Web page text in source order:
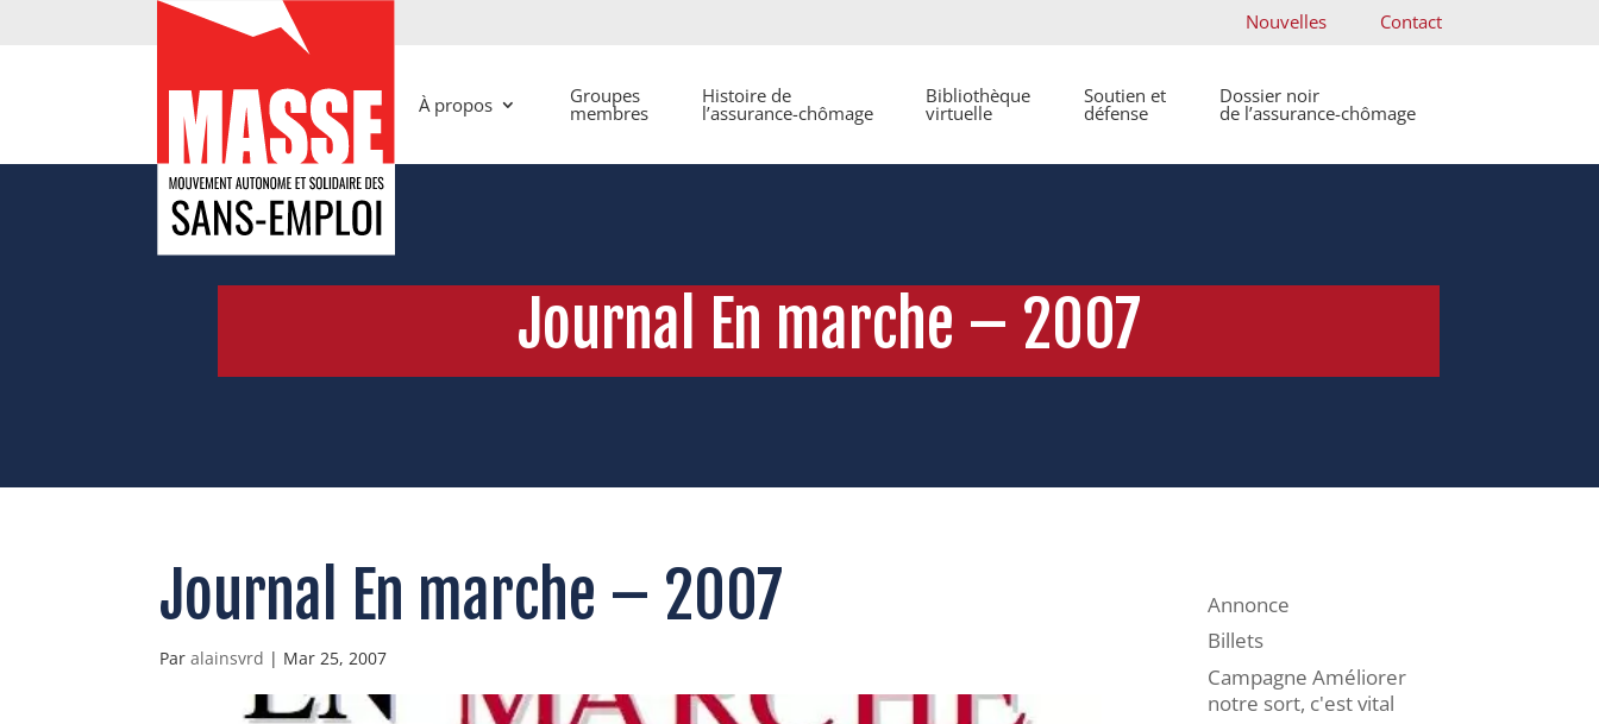
Nouvelles Contact
À propos Groupes
membres
Histoire de
l’assurance-chômage
Bibliothèque
virtuelle
Soutien et
défense
Dossier noir
de l’assurance-chômage
Journal En marche – 2007
Journal En marche – 2007
Paralainsvrd | Mar 25, 2007
Annonce
Billets
Campagne Améliorer
notre sort, c'est vital